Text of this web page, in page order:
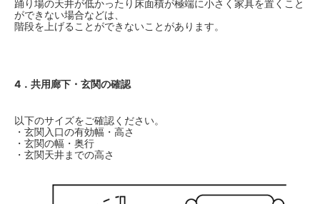
踊り場の天井が低かったり床面積が極端に小さく家具を置くこと
ができない場合などは、
階段を上げることができないことがあります。
4．共用廊下・玄関の確認
以下のサイズをご確認ください。
・玄関入口の有効幅・高さ
・玄関の幅・奥行
・玄関天井までの高さ